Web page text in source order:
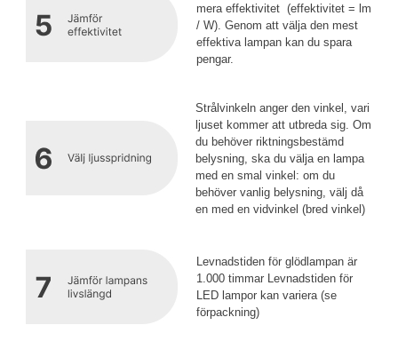
mera effektivitet (effektivitet = lm
/ W). Genom att välja den mest
effektiva lampan kan du spara
pengar.
Strålvinkeln anger den vinkel, vari
ljuset kommer att utbreda sig. Om
du behöver riktningsbestämd
belysning, ska du välja en lampa
med en smal vinkel: om du
behöver vanlig belysning, välj då
en med en vidvinkel (bred vinkel)
Levnadstiden för glödlampan är
1.000 timmar Levnadstiden för
LED lampor kan variera (se
förpackning)